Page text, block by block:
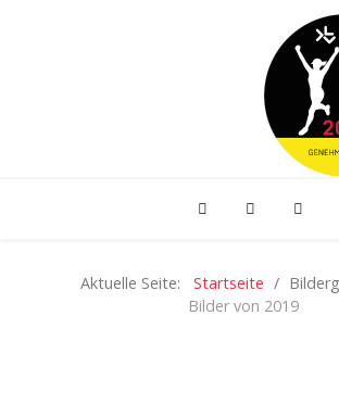
Aktuelle Seite: Startseite
Bilder von 2019